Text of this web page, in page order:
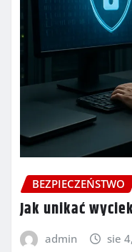
BEZPIECZEŃSTWO
Jak unikać
admin sie